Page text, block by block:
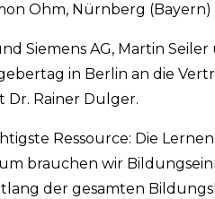
Ohm, Nürnberg (Bayern)
Siemens AG, Martin Seiler
in Berlin an die
Rainer Dulger.
Ressource: Die
brauchen wir
der gesamten